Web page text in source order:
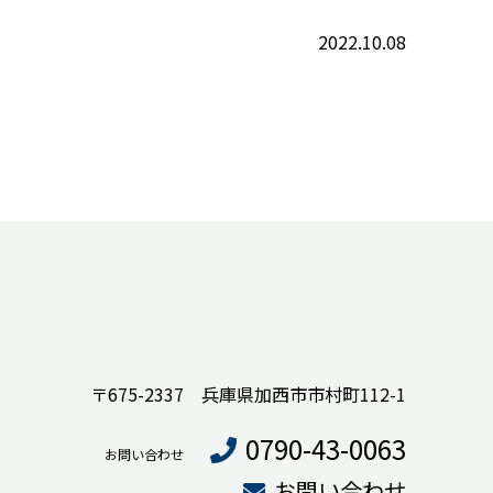
2022.10.08
〒675-2337 兵庫県加西市市村町112-1
お問い合わせ 0790-43-0063